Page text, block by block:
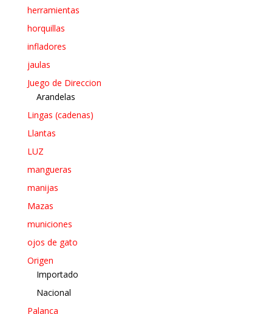
herramientas
horquillas
infladores
jaulas
Juego de Direccion
Arandelas
Lingas (cadenas)
Llantas
LUZ
mangueras
manijas
Mazas
municiones
ojos de gato
Origen
Importado
Nacional
Palanca